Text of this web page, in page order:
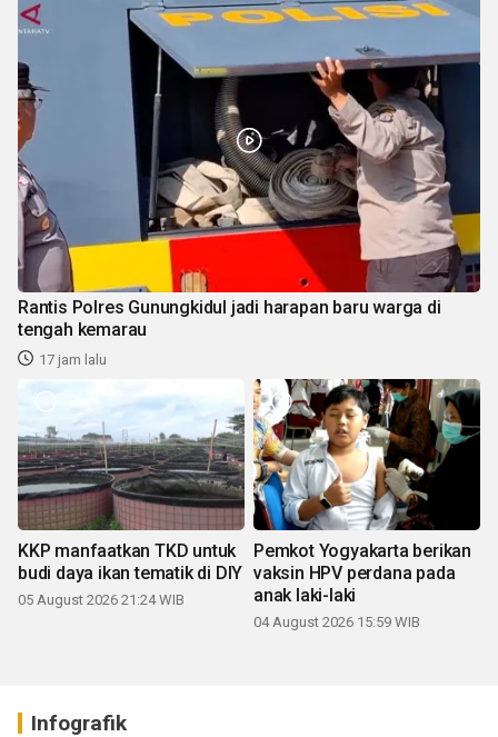
Rantis Polres Gunungkidul jadi harapan baru warga di
tengah kemarau
17 jam lalu
KKP manfaatkan TKD untuk
budi daya ikan tematik di DIY
05 August 2026 21:24 WIB
Pemkot Yogyakarta berikan
vaksin HPV perdana pada
anak laki-laki
04 August 2026 15:59 WIB
Infografik